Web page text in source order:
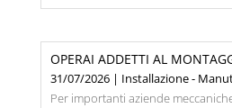
OPERAI ADDETTI AL
31/07/2026 | Installazione -
Per importanti aziende